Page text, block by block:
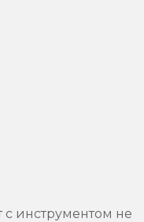
с инструментом не